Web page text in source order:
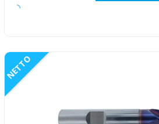
NETTO